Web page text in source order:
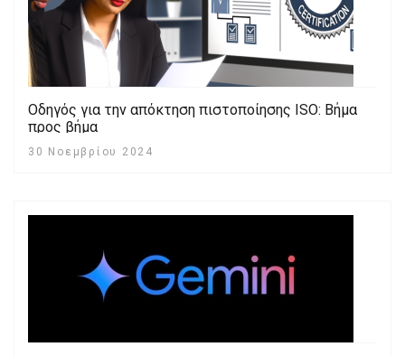
Οδηγός για την απόκτηση πιστοποίησης ISO: Βήμα
προς βήμα
30 Νοεμβρίου 2024